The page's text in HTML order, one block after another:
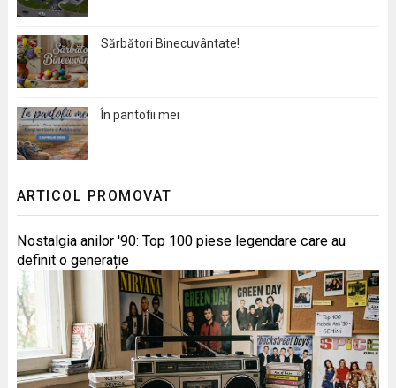
Sărbători Binecuvântate!
În pantofii mei
ARTICOL PROMOVAT
Nostalgia anilor '90: Top 100 piese legendare care au
definit o generație